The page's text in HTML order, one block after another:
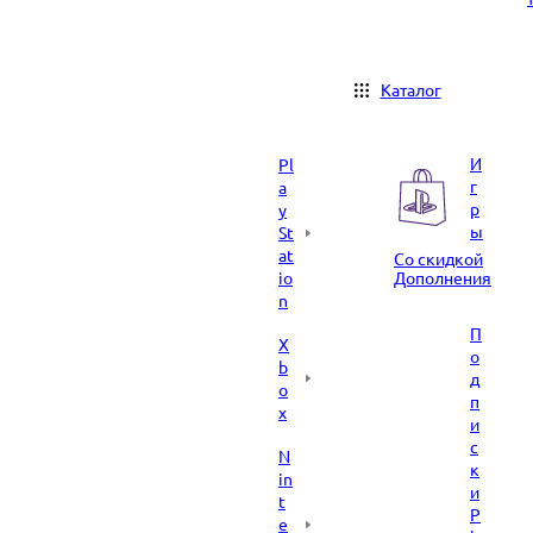
Каталог
Pl
a
y
St
at
io
n
X
b
o
x
N
in
t
e
И
г
р
ы
Со скидкой
Дополнения
П
о
д
п
и
с
к
и
P